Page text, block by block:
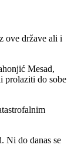
ove države ali i
Mesad,
prolaziti do sobe
Ni do danas se